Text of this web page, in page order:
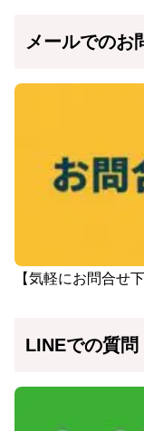
メールでのお
【気軽にお問合せ
LINEでの質問